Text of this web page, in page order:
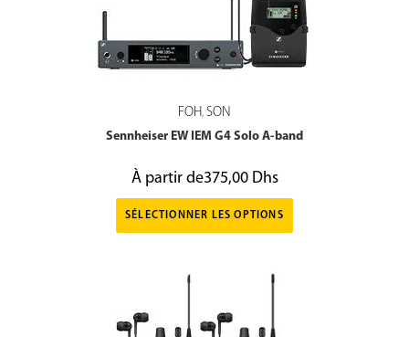
FOH, SON
Sennheiser EW IEM G4 Solo A-band
À partir de375,00 Dhs
SÉLECTIONNER LES OPTIONS